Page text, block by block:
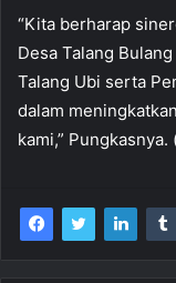
“Kita berharap
Desa Talang
Talang Ubi serta
dalam
kami,” Pungkasnya.